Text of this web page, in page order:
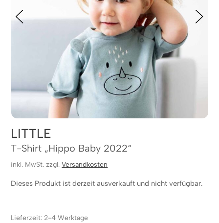
LITTLE
T-Shirt „Hippo Baby 2022“
inkl. MwSt. zzgl.Versandkosten
Dieses Produkt ist derzeit ausverkauft und nicht verfügbar.
Lieferzeit: 2-4 Werktage